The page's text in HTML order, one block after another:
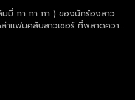
มมี่ กา กา กา ) ของนักร้องสาว
ชม รับรองความมัน รับประกัน
...กา..กา” แล้วคุณจะหายคิดถึง